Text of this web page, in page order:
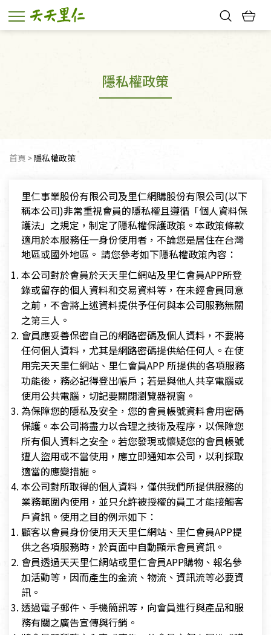
隱私權政策
首頁 目前頁面：
隱私權政策
里仁事業股份有限公司及里仁網購股份有限公司(以下
稱本公司)非常重視會員的隱私權且遵循「個人資料保
護法」之規定，制定了隱私權保護政策。本政策條款
適用於本服務任一身份使用者，不論您是居住在台灣
地區或國外地區。 請您參考如下隱私權政策內容：
本公司對於會員於天天里仁網站及里仁會員APP所登
錄或留存的個人資料和交易資料等，在未經會員同意
之前，不會將上述資料提供予任何與本公司服務無關
之第三人。
會員應妥善保密自己的網路密碼及個人資料，不要將
任何個人資料，尤其是網路密碼提供給任何人。在使
用完天天里仁網站、里仁會員APP 所提供的各項服務
功能後，務必記得登出帳戶；若是與他人共享電腦或
使用公共電腦，切記要關閉瀏覽器視窗。
為保障您的隱私及安全，您的會員帳號資料會用密碼
保護。本公司將盡力以合理之技術及程序，以保障您
所有個人資料之安全。若您發現或懷疑您的會員帳號
遭人盜用或不當使用，應立即通知本公司，以利採取
適當的應變措施。
本公司對所取得的個人資料，僅供我們所提供服務的
業務範圍內使用，並只允許被授權的員工才能接觸客
戶資訊。使用之目的例示如下：
顧客以會員身份使用天天里仁網站、里仁會員APP提
供之各項服務時，於頁面中自動顯示會員資訊。
會員透過天天里仁網站或里仁會員APP購物、報名參
加活動等，因而產生的金流、物流、資訊流等必要資
訊。
透過電子郵件、手機簡訊等，向會員進行與產品和服
務有關之廣告宣傳與行銷。